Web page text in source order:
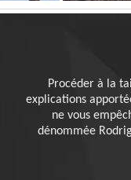
Procéder à la
explications
ne vous
dénommée